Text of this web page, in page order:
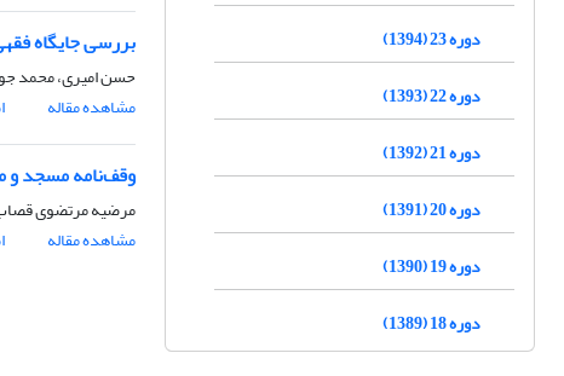
بررسی جایگاه
حسن امیری، محمد
مشاهده مقاله
وقف‌نامه مسجد و
مرضیه مرتضوی
مشاهده مقاله
دوره 23 (1394)
دوره 22 (1393)
دوره 21 (1392)
دوره 20 (1391)
دوره 19 (1390)
دوره 18 (1389)